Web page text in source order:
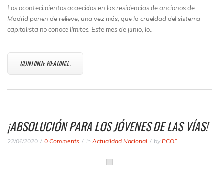
Los acontecimientos acaecidos en las residencias de ancianos de
Madrid ponen de relieve, una vez más, que la crueldad del sistema
capitalista no conoce límites. Este mes de junio, lo…
CONTINUE READING..
¡ABSOLUCIÓN PARA LOS JÓVENES DE LAS VÍAS!
22/06/2020 0 Comments in Actualidad Nacional by PCOE